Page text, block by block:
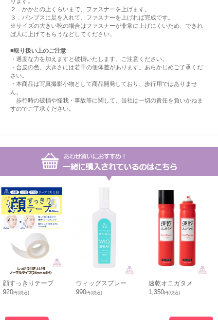
２．かかとの上くらいまで、ファスナーを上げます。
３．パンプスに足を入れて、ファスナーを上げれば完成です。
※サイズの大きい靴の場合はファスナーが非常に上げにくいため、できれ
ば人に上げてもらうなどしてください。
■取り扱い上のご注意
・過度な力を加えますと破損いたします。ご注意ください。
・合皮の色、大きさには若干の個体差があります。あらかじめご了承くだ
さい。
・本商品は写真撮影小物として商品開発しており、歩行用ではありませ
ん。
歩行時の破損や怪我・事故等に関して、当社は一切の責任を負いかねま
すのでご了承ください。
顔すっきりテープ
920円(税込)
ウィッグスプレー
990円(税込)
速乾オニガタメ
1,350円(税込)